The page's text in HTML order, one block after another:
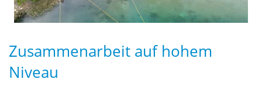
Zusammenarbeit auf hohem
Niveau